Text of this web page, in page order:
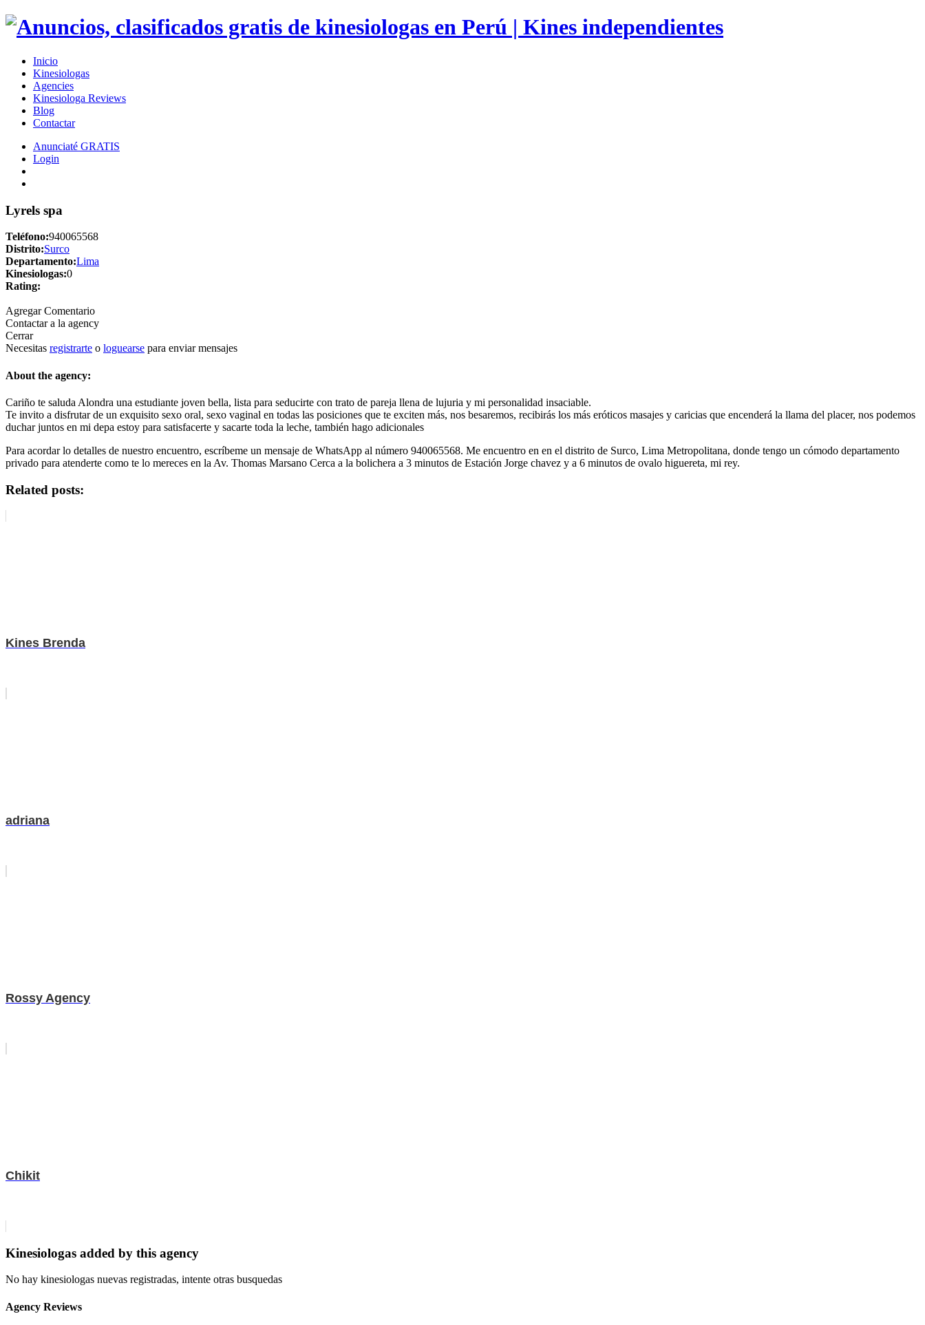
Inicio
Kinesiologas
Agencies
Kinesiologa Reviews
Blog
Contactar
Anunciaté GRATIS
Login
Lyrels spa
Teléfono:940065568
Distrito:Surco
Departamento:Lima
Kinesiologas:0
Rating:
Agregar Comentario
Contactar a la agency
Cerrar
Necesitas registrarte o loguearse para enviar mensajes
About the agency:
Cariño te saluda Alondra una estudiante joven bella, lista para seducirte con trato de pareja llena de lujuria y mi personalidad insaciable.
Te invito a disfrutar de un exquisito sexo oral, sexo vaginal en todas las posiciones que te exciten más, nos besaremos, recibirás los más eróticos masajes y caricias que encenderá la llama del placer, nos podemos
duchar juntos en mi depa estoy para satisfacerte y sacarte toda la leche, también hago adicionales
Para acordar lo detalles de nuestro encuentro, escríbeme un mensaje de WhatsApp al número 940065568. Me encuentro en en el distrito de Surco, Lima Metropolitana, donde tengo un cómodo departamento
privado para atenderte como te lo mereces en la Av. Thomas Marsano Cerca a la bolichera a 3 minutos de Estación Jorge chavez y a 6 minutos de ovalo higuereta, mi rey.
Related posts:
Kines Brenda
adriana
Rossy Agency
Chikit
Kinesiologas added by this agency
No hay kinesiologas nuevas registradas, intente otras busquedas
Agency Reviews